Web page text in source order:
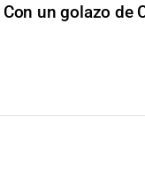
Con un golazo de